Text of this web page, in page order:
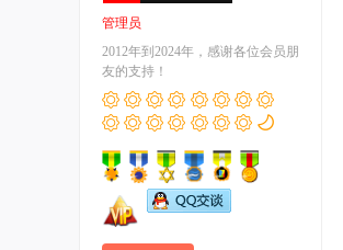
管理员
2012年到2024年，感谢各位会员朋
友的支持！